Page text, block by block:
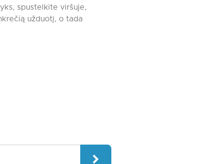
spustelkite viršuje,
užduotį, o tada